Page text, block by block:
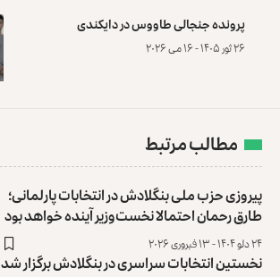
پرونده‌ جنجالی طاووس در دایکندی
۲۶ ثور ۱۴۰۵ - ۱۶ می ۲۰۲۶
مطالب مرتبط
پیروزی حزب ملی بنگلادش در انتخابات پارلمانی؛
طارق رحمان احتمالا نخست‌وزیر آینده خواهد بود
۲۴ دلو ۱۴۰۴ - ۱۳ فبروری ۲۰۲۶
نخستین انتخابات سراسری در بنگلادش برگزار شد